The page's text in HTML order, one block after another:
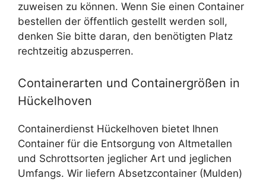
zuweisen zu können. Wenn Sie einen Container
bestellen der öffentlich gestellt werden soll,
denken Sie bitte daran, den benötigten Platz
rechtzeitig abzusperren.
Containerarten und Containergrößen in
Hückelhoven
Containerdienst Hückelhoven bietet Ihnen
Container für die Entsorgung von Altmetallen
und Schrottsorten jeglicher Art und jeglichen
Umfangs. Wir liefern Absetzcontainer (Mulden)